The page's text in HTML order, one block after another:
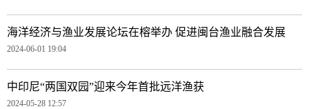
海洋经济与渔业发展论坛在榕举办 促进闽台渔业融合发展
2024-06-01 19:04
中印尼“两国双园”迎来今年首批远洋渔获
2024-05-28 12:57